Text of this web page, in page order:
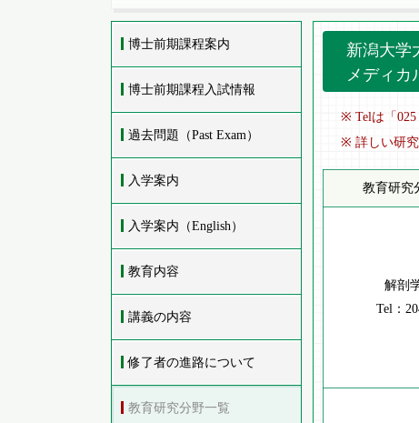
博士前期課程案内
博士前期課程入試情報
過去問題（Past Exam）
入学案内
入学案内（English）
教育内容
講義の内容
修了者の進路について
教育研究分野一覧
新潟大学
メディカ
※ Telは「025
※ 詳しい研
教育研究
解剖
Tel：